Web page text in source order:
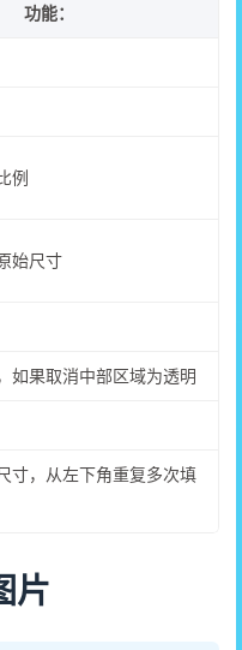
功能：
例
始尺寸
如果取消中部区域为透明
寸，从左下角重复多次填
片